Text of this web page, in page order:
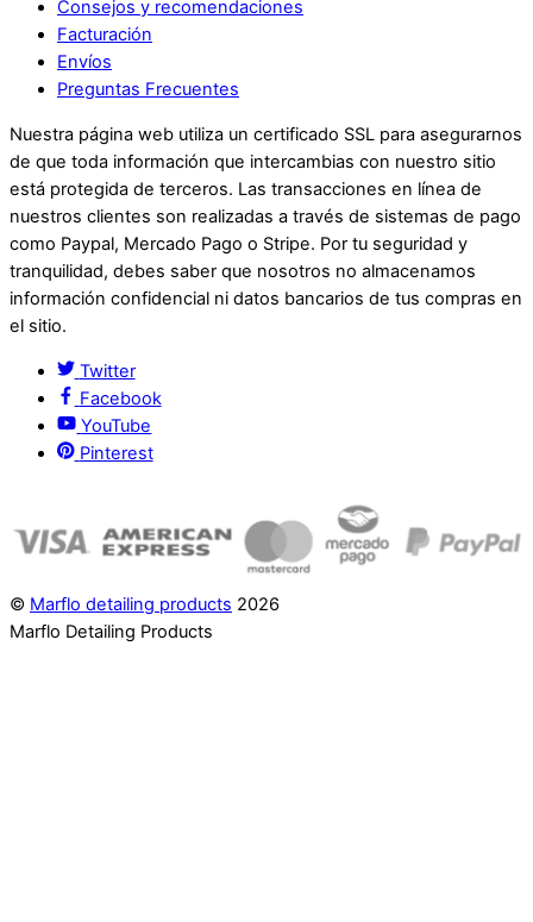
Consejos y recomendaciones
Facturación
Envíos
Preguntas Frecuentes
Nuestra página web utiliza un certificado SSL para asegurarnos
de que toda información que intercambias con nuestro sitio
está protegida de terceros. Las transacciones en línea de
nuestros clientes son realizadas a través de sistemas de pago
como Paypal, Mercado Pago o Stripe. Por tu seguridad y
tranquilidad, debes saber que nosotros no almacenamos
información confidencial ni datos bancarios de tus compras en
el sitio.
Twitter
Facebook
YouTube
Pinterest
© Marflo detailing products 2026
Marflo Detailing Products